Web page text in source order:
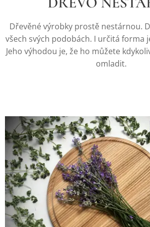
Dřevěné výrobky prostě nestárnou.
všech svých podobách. I určitá forma
Jeho výhodou je, že ho můžete
omladit.